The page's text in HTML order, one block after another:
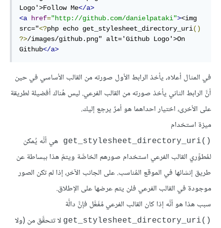
Logo'>Follow Me</a>
<a
href="http://github.com/danielpataki"><img
src="<?php echo get_stylesheet_directory_uri()
?>/images/github.png" alt='Github Logo'>On
Github</a>
في المثال أعلاه، يأخذ الرابط الأول صورته من القالب الأساسي في حين
أنَّ الرابط الثاني يأخذ صورته من القالب الفرعي. ليس هُناك أفضيلة لطريقة
على الأخرى، اختيار احداهما هو أمرٌ يرجع إليك.
ميزة استخدام
()get_stylesheet_directory_uri
هي أنَّه يُمكن
لمُطوِّري القالب الفرعي استخدام صورهم الخاصَّة ويتمّ هذا ببساطة عن
طريق إنشائها في الموقع المُناسب. على الجانب الآخر، إذا لم تكن الصور
موجودة في القالب الفرعي فلن يتم عرضها على الإطلاق.
سبب هذا هو أنَّه إذا كان القالب الفرعي مُفَعَّل فإنَّ دالَّة
()get_stylesheet_directory_uri
لا تتحقَّق من (ولا